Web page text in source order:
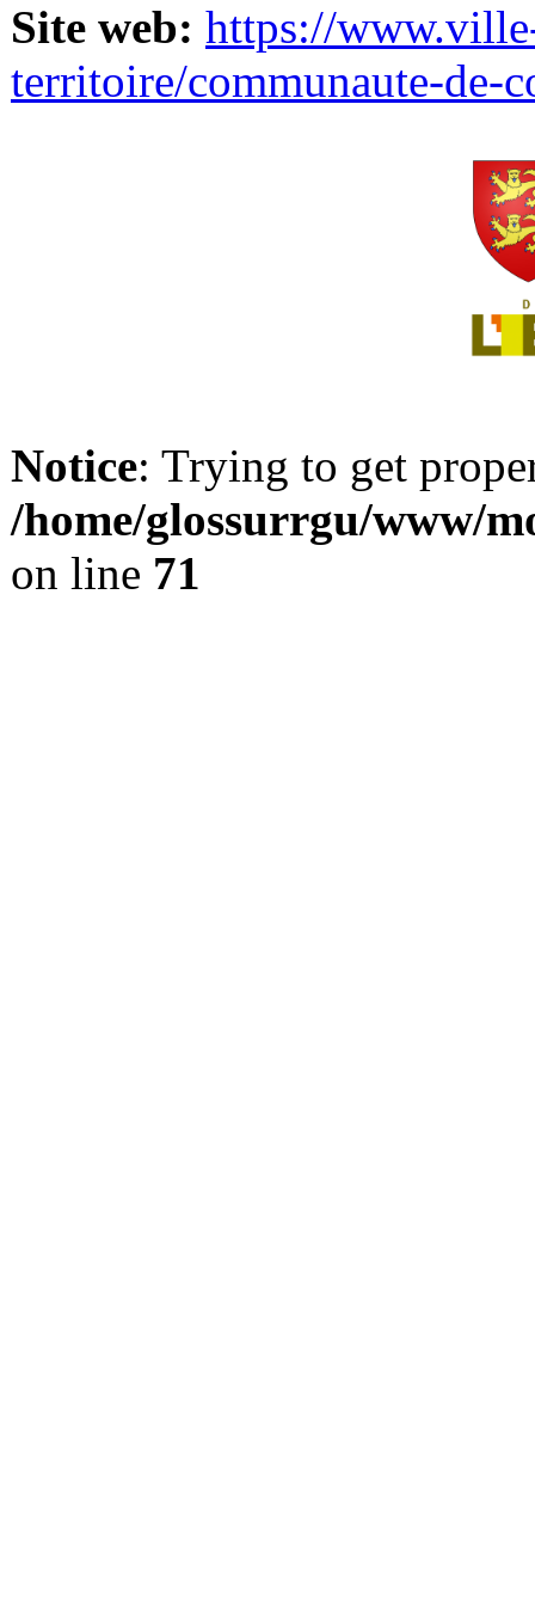
Site web: https://
territoire/communaute-de-
Notice: Trying to get
/home/glossurrgu/www/
on line 71